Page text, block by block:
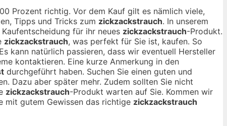
Prozent richtig. Vor dem Kauf gilt es nämlich viele,
Tipps und Tricks zum zickzackstrauch. In unserem
für ihr neues zickzackstrauch-Produkt.
zickzackstrauch, was perfekt für Sie ist, kaufen. So
kann natürlich passieren, dass wir eventuell Hersteller
kontaktieren. Eine kurze Anmerkung in den
durchgeführt haben. Suchen Sie einen guten und
Dazu aber später mehr. Zudem sollten Sie nicht
zickzackstrauch-Produkt warten auf Sie. Kommen wir
mit gutem Gewissen das richtige zickzackstrauch